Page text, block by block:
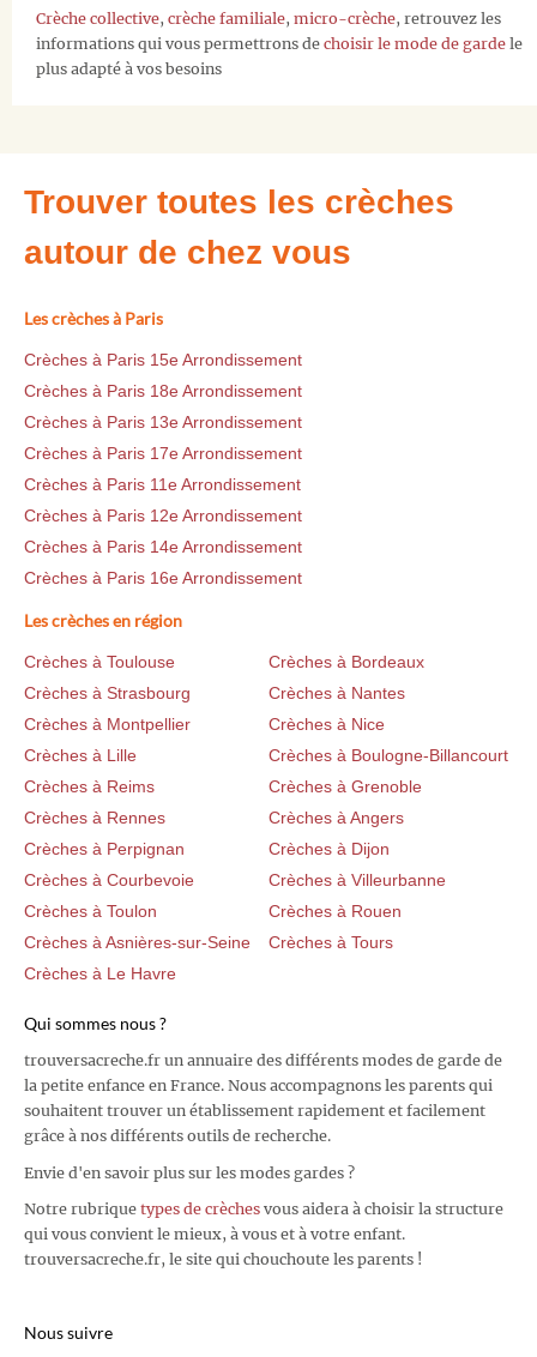
Crèche collective, crèche familiale, micro-crèche, retrouvez les
informations qui vous permettrons de choisir le mode de garde le
plus adapté à vos besoins
Trouver toutes les crèches
autour de chez vous
Les crèches à Paris
Crèches à Paris 15e Arrondissement
Crèches à Paris 18e Arrondissement
Crèches à Paris 13e Arrondissement
Crèches à Paris 17e Arrondissement
Crèches à Paris 11e Arrondissement
Crèches à Paris 12e Arrondissement
Crèches à Paris 14e Arrondissement
Crèches à Paris 16e Arrondissement
Les crèches en région
Crèches à Toulouse
Crèches à Bordeaux
Crèches à Strasbourg
Crèches à Nantes
Crèches à Montpellier
Crèches à Nice
Crèches à Lille
Crèches à Boulogne-Billancourt
Crèches à Reims
Crèches à Grenoble
Crèches à Rennes
Crèches à Angers
Crèches à Perpignan
Crèches à Dijon
Crèches à Courbevoie
Crèches à Villeurbanne
Crèches à Toulon
Crèches à Rouen
Crèches à Asnières-sur-Seine
Crèches à Tours
Crèches à Le Havre
Qui sommes nous ?
trouversacreche.fr un annuaire des différents modes de garde de
la petite enfance en France. Nous accompagnons les parents qui
souhaitent trouver un établissement rapidement et facilement
grâce à nos différents outils de recherche.
Envie d'en savoir plus sur les modes gardes ?
Notre rubrique types de crèches vous aidera à choisir la structure
qui vous convient le mieux, à vous et à votre enfant.
trouversacreche.fr, le site qui chouchoute les parents !
Nous suivre